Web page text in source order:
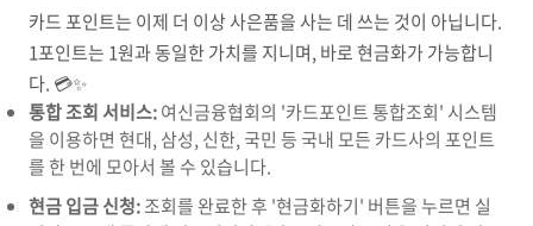
카드 포인트는 이제 더 이상 사은품을 사는 데 쓰는 것이 아닙니다.
1포인트는 1원과 동일한 가치를 지니며, 바로 현금화가 가능합니
다. 💳✨
통합 조회 서비스:여신금융협회의 '카드포인트 통합조회' 시스템
을 이용하면 현대, 삼성, 신한, 국민 등 국내 모든 카드사의 포인트
를 한 번에 모아서 볼 수 있습니다.
현금 입금 신청:조회를 완료한 후 '현금화하기' 버튼을 누르면 실